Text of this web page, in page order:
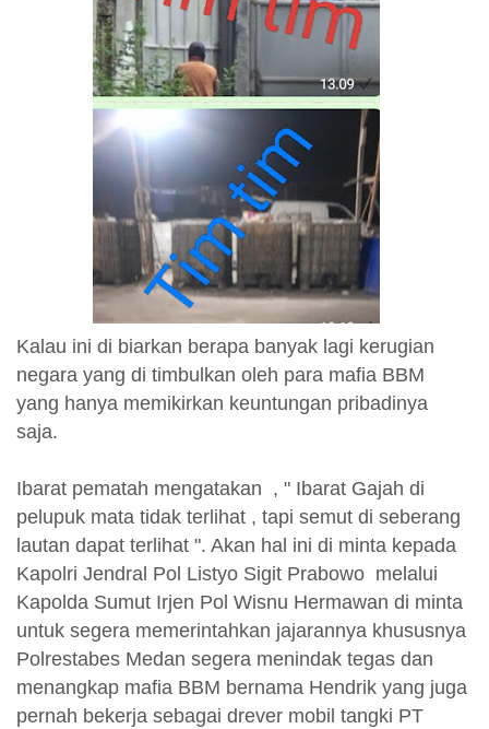
Kalau ini di biarkan berapa banyak lagi kerugian
negara yang di timbulkan oleh para mafia BBM
yang hanya memikirkan keuntungan pribadinya
saja.
Ibarat pematah mengatakan , " Ibarat Gajah di
pelupuk mata tidak terlihat , tapi semut di seberang
lautan dapat terlihat ". Akan hal ini di minta kepada
Kapolri Jendral Pol Listyo Sigit Prabowo melalui
Kapolda Sumut Irjen Pol Wisnu Hermawan di minta
untuk segera memerintahkan jajarannya khususnya
Polrestabes Medan segera menindak tegas dan
menangkap mafia BBM bernama Hendrik yang juga
pernah bekerja sebagai drever mobil tangki PT